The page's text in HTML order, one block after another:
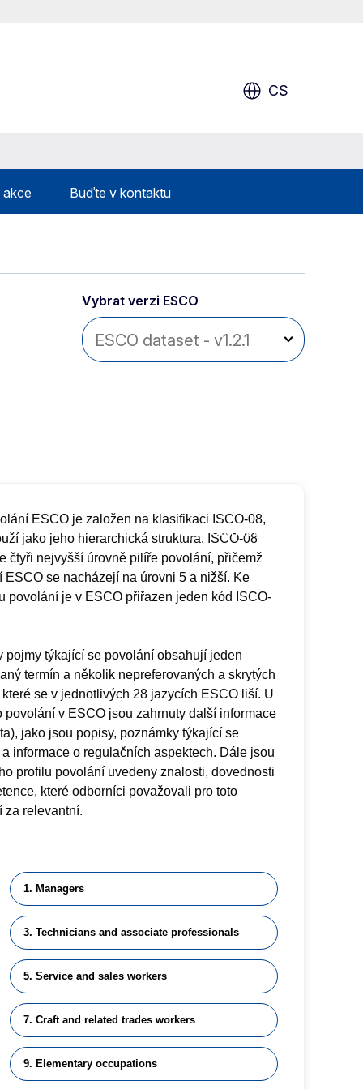
CS
akce Buďte v kontaktu
Vybrat verzi ESCO
ESCO je založen na klasifikaci ISCO-08,
jako jeho hierarchická struktura. ISCO-08
čtyři nejvyšší úrovně pilíře povolání, přičemž
ESCO se nacházejí na úrovni 5 a nižší. Ke
povolání je v ESCO přiřazen jeden kód ISCO-
pojmy týkající se povolání obsahují jeden
termín a několik nepreferovaných a skrytých
které se v jednotlivých 28 jazycích ESCO liší. U
povolání v ESCO jsou zahrnuty další informace
jako jsou popisy, poznámky týkající se
a informace o regulačních aspektech. Dále jsou
profilu povolání uvedeny znalosti, dovednosti
které odborníci považovali pro toto
za relevantní.
1. Managers
3. Technicians and associate professionals
5. Service and sales workers
7. Craft and related trades workers
9. Elementary occupations